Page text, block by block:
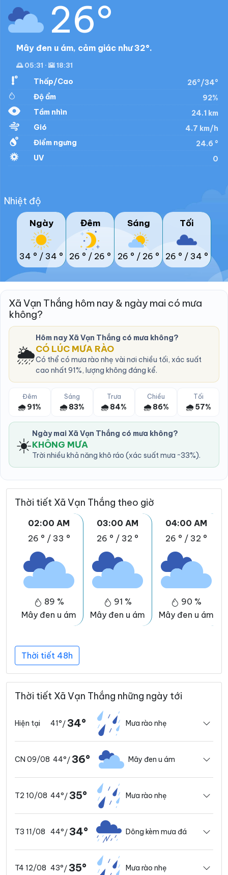
26°
Mây đen u ám, cảm giác như 32°.
🌅 05:31 · 🌇 18:31
Thấp/Cao
26°/34°
Độ ẩm
92%
Tầm nhìn
24.1 km
Gió
4.7 km/h
Điểm ngưng
24.6 °
UV
0
Nhiệt độ
Ngày
34 ° / 34 °
Đêm
26 ° / 26 °
Sáng
26 ° / 26 °
Tối
26 ° / 34 °
Xã Vạn Thắng hôm nay & ngày mai có mưa
không?
🌦️
Hôm nay Xã Vạn Thắng có mưa không?
CÓ LÚC MƯA RÀO
Có thể có mưa rào nhẹ vài nơi chiều tối, xác suất
cao nhất 91%, lượng không đáng kể.
Đêm
🌧️ 91%
Sáng
🌧️ 83%
Trưa
🌧️ 84%
Chiều
🌧️ 86%
Tối
🌧️ 57%
☀️ Ngày mai Xã Vạn Thắng có mưa không?
KHÔNG MƯA
Trời nhiều khả năng khô ráo (xác suất mưa ~33%).
Thời tiết Xã Vạn Thắng theo giờ
02:00 AM
26 ° / 33 °
89 %
Mây đen u ám
03:00 AM
26 ° / 32 °
91 %
Mây đen u ám
04:00 AM
26 ° / 32 °
90 %
Mây đen u ám
Thời tiết 48h
Thời tiết Xã Vạn Thắng những ngày tới
Hiện tại 41°/ 34° Mưa rào nhẹ
CN 09/08 44°/ 36° Mây đen u ám
T2 10/08 44°/ 35° Mưa rào nhẹ
T3 11/08 44°/ 34° Dông kèm mưa đá
T4 12/08 43°/ 35° Mưa rào nhẹ